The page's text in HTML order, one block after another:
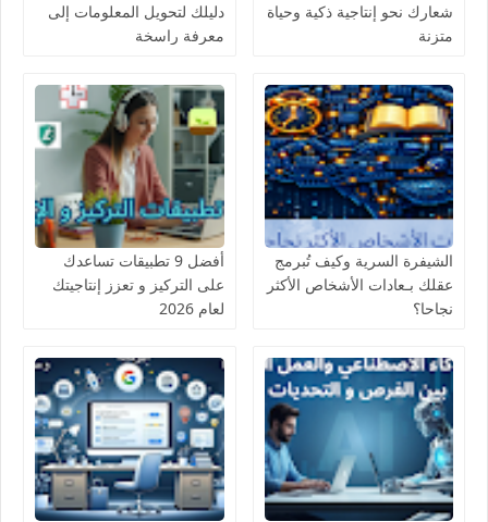
شعارك نحو إنتاجية ذكية وحياة
متزنة
دليلك لتحويل المعلومات إلى
معرفة راسخة
الشيفرة السرية وكيف تُبرمج
عقلك بـعادات الأشخاص الأكثر
نجاحا؟
أفضل 9 تطبيقات تساعدك
على التركيز و تعزز إنتاجيتك
لعام 2026